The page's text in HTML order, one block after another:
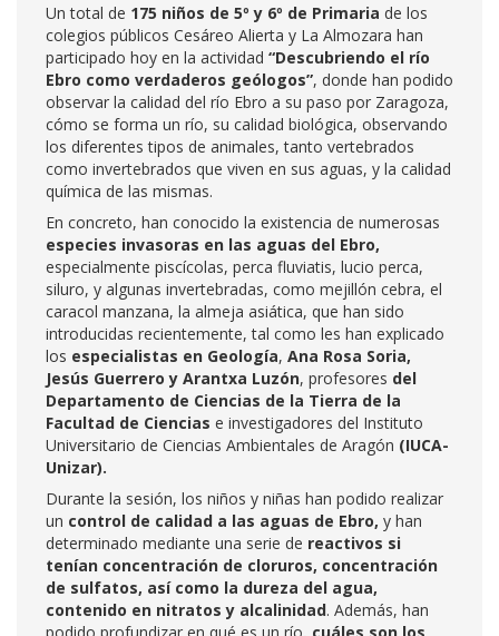
Un total de 175 niños de 5º y 6º de Primaria de los
colegios públicos Cesáreo Alierta y La Almozara han
participado hoy en la actividad “Descubriendo el río
Ebro como verdaderos geólogos”, donde han podido
observar la calidad del río Ebro a su paso por Zaragoza,
cómo se forma un río, su calidad biológica, observando
los diferentes tipos de animales, tanto vertebrados
como invertebrados que viven en sus aguas, y la calidad
química de las mismas.
En concreto, han conocido la existencia de numerosas
especies invasoras en las aguas del Ebro,
especialmente piscícolas, perca fluviatis, lucio perca,
siluro, y algunas invertebradas, como mejillón cebra, el
caracol manzana, la almeja asiática, que han sido
introducidas recientemente, tal como les han explicado
los especialistas en Geología, Ana Rosa Soria,
Jesús Guerrero y Arantxa Luzón, profesores del
Departamento de Ciencias de la Tierra de la
Facultad de Ciencias e investigadores del Instituto
Universitario de Ciencias Ambientales de Aragón (IUCA-
Unizar).
Durante la sesión, los niños y niñas han podido realizar
un control de calidad a las aguas de Ebro, y han
determinado mediante una serie de reactivos si
tenían concentración de cloruros, concentración
de sulfatos, así como la dureza del agua,
contenido en nitratos y alcalinidad. Además, han